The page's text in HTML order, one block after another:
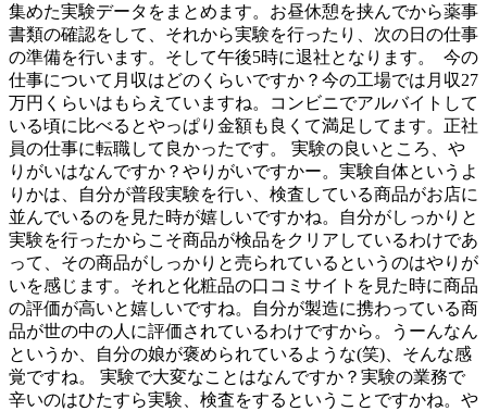
集めた実験データをまとめます。お昼休憩を挟んでから薬事
書類の確認をして、それから実験を行ったり、次の日の仕事
の準備を行います。そして午後5時に退社となります。 今の
仕事について月収はどのくらいですか？今の工場では月収27
万円くらいはもらえていますね。コンビニでアルバイトして
いる頃に比べるとやっぱり金額も良くて満足してます。正社
員の仕事に転職して良かったです。 実験の良いところ、や
りがいはなんですか？やりがいですかー。実験自体というよ
りかは、自分が普段実験を行い、検査している商品がお店に
並んでいるのを見た時が嬉しいですかね。自分がしっかりと
実験を行ったからこそ商品が検品をクリアしているわけであ
って、その商品がしっかりと売られているというのはやりが
いを感じます。それと化粧品の口コミサイトを見た時に商品
の評価が高いと嬉しいですね。自分が製造に携わっている商
品が世の中の人に評価されているわけですから。うーんなん
というか、自分の娘が褒められているような(笑)、そんな感
覚ですね。 実験で大変なことはなんですか？実験の業務で
辛いのはひたすら実験、検査をするということですかね。や